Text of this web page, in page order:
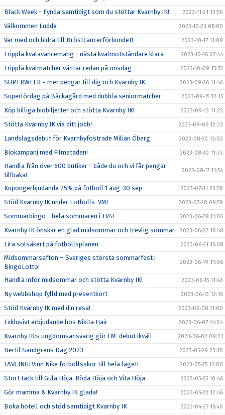
Black Week - Fynda samtidigt som du stöttar Kvarnby IK! 2023-11-21 13:50
Välkommen Ludde 2023-10-23 08:00
Var med och bidra till Bröstcancerförbundet! 2023-10-17 11:09
Trippla kvalavancemang - nästa kvalmotståndare klara 2023-10-16 07:44
Trippla kvalmatcher väntar redan på onsdag 2023-10-09 15:53
SUPERWEEK = mer pengar till dig och Kvarnby IK 2023-09-26 11:46
Superlördag på Bäckagård med dubbla seniormatcher 2023-09-15 12:15
Köp billiga biobiljetter och stötta Kvarnby IK! 2023-09-13 11:23
Stötta Kvarnby IK via ditt jobb! 2023-09-06 12:23
Landslagsdebut för Kvarnbyfostrade Milian Öberg 2023-08-30 13:02
Biokampanj med Filmstaden! 2023-08-30 11:33
Handla från över 600 butiker - både du och vi får pengar
tillbaka!
2023-08-17 11:54
Kupongerbjudande 25% på fotboll 1 aug-30 sep 2023-07-31 23:59
Stöd Kvarnby IK under Fotbolls-VM! 2023-07-20 08:59
Sommarbingo - hela sommaren i TV4! 2023-06-28 11:06
Kvarnby IK önskar en glad midsommar och trevlig sommar 2023-06-22 16:48
Lira solsäkert på fotbollsplanen 2023-06-21 15:08
Midsommarsafton – Sveriges största sommarfest i
BingoLotto!
2023-06-19 11:06
Handla inför midsommar och stötta Kvarnby IK! 2023-06-15 11:43
Ny webbshop fylld med presentkort 2023-06-13 12:16
Stöd Kvarnby IK med din resa! 2023-06-08 11:00
Exklusivt erbjudande hos Nikita Hair 2023-06-07 14:04
Kvarnby IK:s ungdomsansvarig gör EM-debut ikväll 2023-06-02 09:21
Bertil Sandgrens Dag 2023 2023-05-29 23:10
TÄVLING: Vinn Nike fotbollsskor till hela laget! 2023-05-25 12:00
Stort tack till Gula Höja, Röda Höja och Vita Höja 2023-05-25 10:46
Gör mamma & Kvarnby IK glada! 2023-05-22 12:46
Boka hotell och stöd samtidigt Kvarnby IK 2023-04-27 15:40